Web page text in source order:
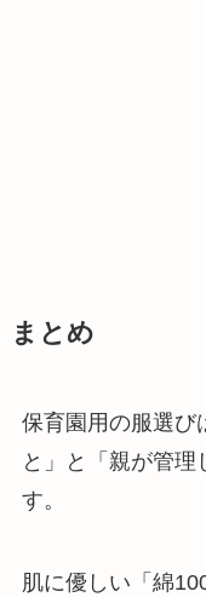
まとめ
保育園用の服選び
と」と「親が管
す。
肌に優しい「綿